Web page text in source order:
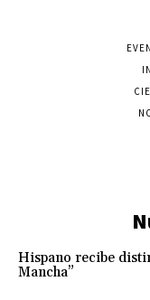
Hispano recibe
Mancha”